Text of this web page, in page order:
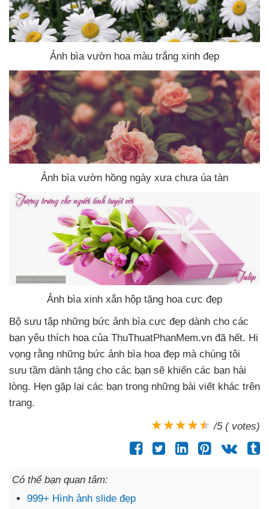
Ảnh bìa vườn hoa màu trắng xinh đẹp
Ảnh bìa vườn hồng ngày xưa chưa úa tàn
Ảnh bìa xinh xắn hộp tặng hoa cực đẹp
Bộ sưu tập những bức ảnh bìa cực đẹp dành cho các
bạn yêu thích hoa của ThuThuatPhanMem.vn đã hết. Hi
vọng rằng những bức ảnh bìa hoa đẹp mà chúng tôi
sưu tầm dành tặng cho các bạn sẽ khiến các bạn hài
lòng. Hẹn gặp lại các bạn trong những bài viết khác trên
trang.
/5 ( votes)
Có thể bạn quan tâm:
999+ Hình ảnh slide đẹp